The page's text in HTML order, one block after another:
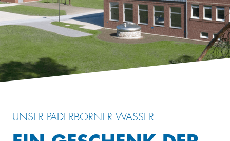
UNSER PADERBORNER WASSER